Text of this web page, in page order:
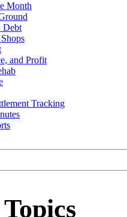
Month
Debt
and Profit
Tracking